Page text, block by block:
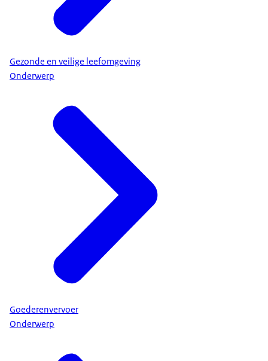
Gezonde en veilige leefomgeving
Onderwerp
Goederenvervoer
Onderwerp